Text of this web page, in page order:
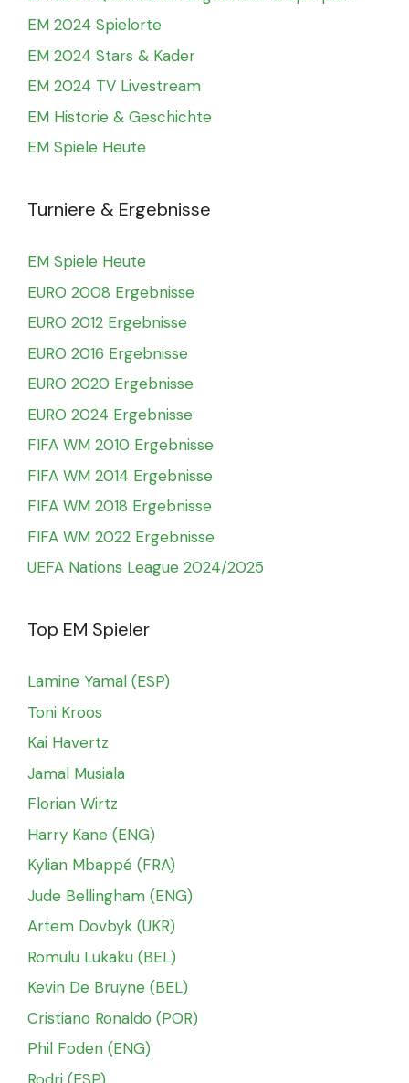
EM 2024 Spielorte
EM 2024 Stars & Kader
EM 2024 TV Livestream
EM Historie & Geschichte
EM Spiele Heute
Turniere & Ergebnisse
EM Spiele Heute
EURO 2008 Ergebnisse
EURO 2012 Ergebnisse
EURO 2016 Ergebnisse
EURO 2020 Ergebnisse
EURO 2024 Ergebnisse
FIFA WM 2010 Ergebnisse
FIFA WM 2014 Ergebnisse
FIFA WM 2018 Ergebnisse
FIFA WM 2022 Ergebnisse
UEFA Nations League 2024/2025
Top EM Spieler
Lamine Yamal (ESP)
Toni Kroos
Kai Havertz
Jamal Musiala
Florian Wirtz
Harry Kane (ENG)
Kylian Mbappé (FRA)
Jude Bellingham (ENG)
Artem Dovbyk (UKR)
Romulu Lukaku (BEL)
Kevin De Bruyne (BEL)
Cristiano Ronaldo (POR)
Phil Foden (ENG)